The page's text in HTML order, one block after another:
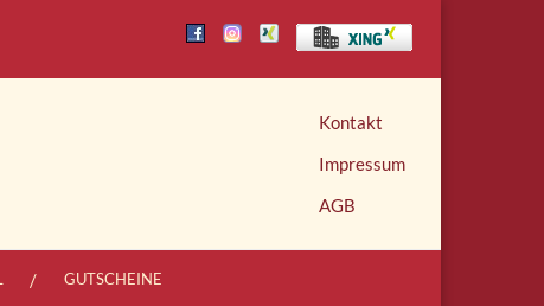
Kontakt
Impressum
AGB
GUTSCHEINE